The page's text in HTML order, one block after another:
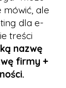
mówić, ale
dla e-
treści
nazwę
firmy +